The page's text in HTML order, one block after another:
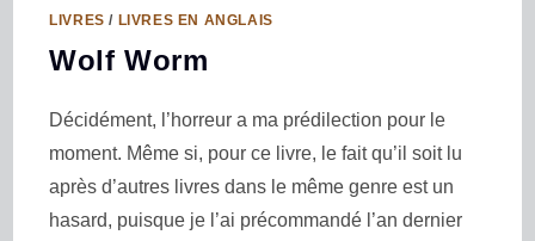
LIVRES / LIVRES EN ANGLAIS
Wolf Worm
Décidément, l’horreur a ma prédilection pour le
moment. Même si, pour ce livre, le fait qu’il soit lu
après d’autres livres dans le même genre est un
hasard, puisque je l’ai précommandé l’an dernier